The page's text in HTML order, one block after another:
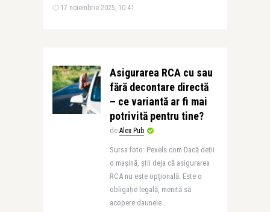
17 noiembrie 2025, 10:41
Asigurarea RCA cu sau
fără decontare directă
– ce variantă ar fi mai
potrivită pentru tine?
de Alex Pub
Sursa foto: Pexels.com Dacă deții
o mașină, știi deja că asigurarea
RCA nu este opțională. Este o
obligație legală, menită să
acopere daunele ..